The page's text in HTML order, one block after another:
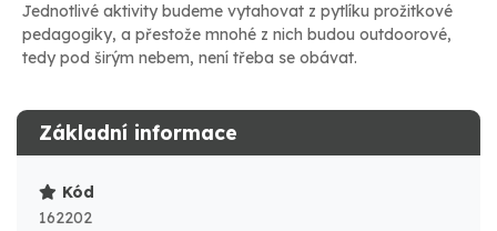
Jednotlivé aktivity budeme vytahovat z pytlíku prožitkové
pedagogiky, a přestože mnohé z nich budou outdoorové,
tedy pod širým nebem, není třeba se obávat.
Základní informace
Kód
162202